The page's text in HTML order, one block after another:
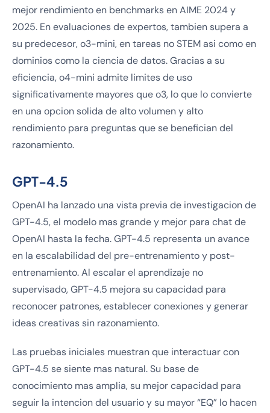
mejor rendimiento en benchmarks en AIME 2024 y
2025. En evaluaciones de expertos, tambien supera a
su predecesor, o3-mini, en tareas no STEM asi como en
dominios como la ciencia de datos. Gracias a su
eficiencia, o4-mini admite limites de uso
significativamente mayores que o3, lo que lo convierte
en una opcion solida de alto volumen y alto
rendimiento para preguntas que se benefician del
razonamiento.
GPT-4.5
OpenAI ha lanzado una vista previa de investigacion de
GPT-4.5, el modelo mas grande y mejor para chat de
OpenAI hasta la fecha. GPT-4.5 representa un avance
en la escalabilidad del pre-entrenamiento y post-
entrenamiento. Al escalar el aprendizaje no
supervisado, GPT-4.5 mejora su capacidad para
reconocer patrones, establecer conexiones y generar
ideas creativas sin razonamiento.
Las pruebas iniciales muestran que interactuar con
GPT-4.5 se siente mas natural. Su base de
conocimiento mas amplia, su mejor capacidad para
seguir la intencion del usuario y su mayor “EQ” lo hacen